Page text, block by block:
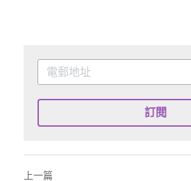
訂閱
上一篇